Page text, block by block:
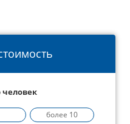
человек
более 10